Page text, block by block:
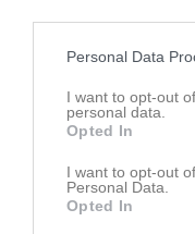
Personal Data
I want to opt-out
personal data.
Opted In
I want to opt-out
Personal Data.
Opted In
Tidigare tävlingar
Skåneserien 1 Knislinge
Knislinge Judo Open